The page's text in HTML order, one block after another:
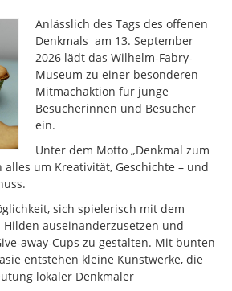
Anlässlich des Tags des offenen
Denkmals am 13. September
2026 lädt das Wilhelm-Fabry-
Museum zu einer besonderen
Mitmachaktion für junge
Besucherinnen und Besucher
ein.
Unter dem Motto „Denkmal zum
alles um Kreativität, Geschichte – und
sich spielerisch mit dem
auseinanderzusetzen und
away-Cups zu gestalten. Mit bunten
entstehen kleine Kunstwerke, die
lokaler Denkmäler